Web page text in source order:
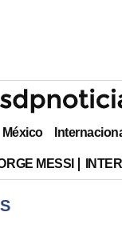
México
MESSI